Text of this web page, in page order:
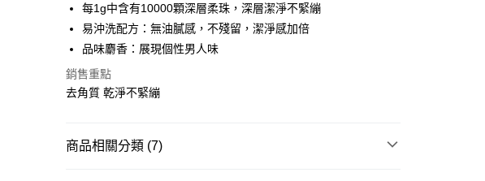
Google Pay
AFTEE先享後付
相關說明
【關於「AFTEE先享後付」】
AFTEE先享後付是「在收到商品之後才付款」的支付方式。 讓您購物簡單
２．便利：只要手機號碼，簡訊認證，即可結帳。
即享券
運送方式
每1g中含有10000顆深層柔珠，深層潔淨不緊繃
易沖洗配方：無油膩感，不殘留，潔淨感加倍
品味麝香：展現個性男人味
銷售重點
去角質 乾淨不緊繃
商品相關分類 (7)